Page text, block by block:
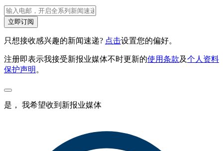
立即订阅
只想接收感兴趣的新闻速递? 点击设置您的偏好。
注册即表示我接受新报业媒体不时更新的使用条款及个人资料
保护声明 。
是， 我希望收到新报业媒体